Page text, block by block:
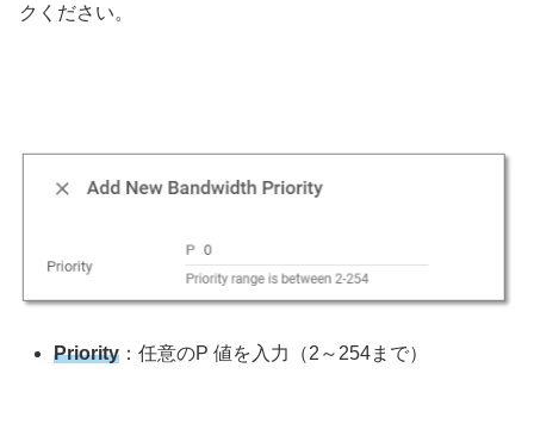
クください。
Priority ：任意のP 値を入力（2～254まで）